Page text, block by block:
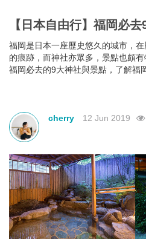
【日本自由行】福岡必
福岡是日本一座歷史悠久的城市，
的痕跡，而神社亦眾多，景點也頗
福岡必去的9大神社與景點，了解福
cherry 12 Jun 2019